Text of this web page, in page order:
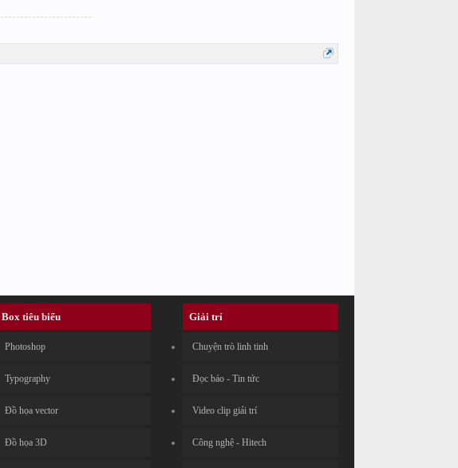
Box tiêu biểu
Photoshop
Typography
Đồ họa vector
Đồ họa 3D
Giải trí
Chuyện trò linh tinh
Đọc báo - Tin tức
Video clip giải trí
Công nghệ - Hitech